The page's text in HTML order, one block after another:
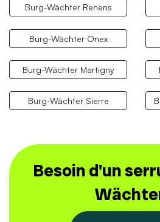
Burg-Wächter Renens
Burg-Wächter Onex
Burg-Wächter Martigny
Burg-Wächter Sierre
Besoin d'un